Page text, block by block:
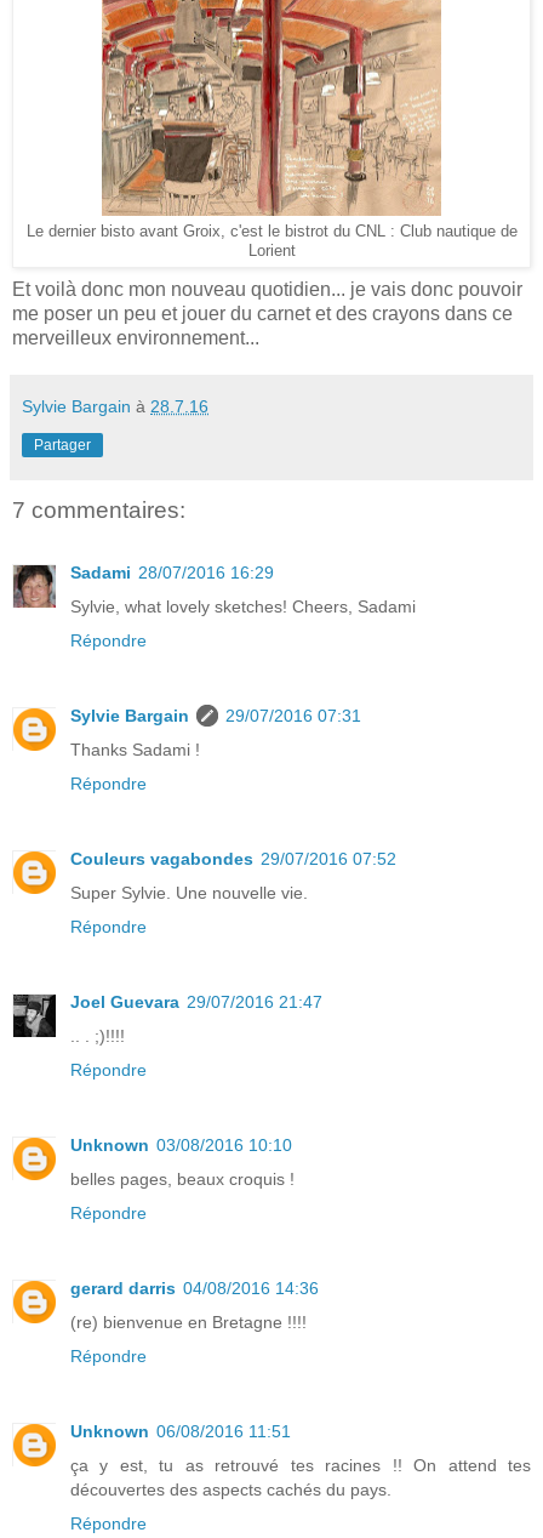
Le dernier bisto avant Groix, c'est le bistrot du CNL : Club nautique de
Lorient
Et voilà donc mon nouveau quotidien... je vais donc pouvoir
me poser un peu et jouer du carnet et des crayons dans ce
merveilleux environnement...
Sylvie Bargain à 28.7.16
Partager
7 commentaires:
Sadami 28/07/2016 16:29
Sylvie, what lovely sketches! Cheers, Sadami
Répondre
Sylvie Bargain
29/07/2016 07:31
Thanks Sadami !
Répondre
Couleurs vagabondes 29/07/2016 07:52
Super Sylvie. Une nouvelle vie.
Répondre
Joel Guevara 29/07/2016 21:47
.. . ;)!!!!
Répondre
Unknown 03/08/2016 10:10
belles pages, beaux croquis !
Répondre
gerard darris 04/08/2016 14:36
(re) bienvenue en Bretagne !!!!
Répondre
Unknown 06/08/2016 11:51
ça y est, tu as retrouvé tes racines !! On attend tes
découvertes des aspects cachés du pays.
Répondre